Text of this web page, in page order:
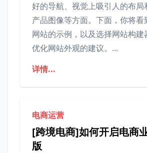
好的导航、视觉上吸引人的布局
产品图像等方面。下面，你将看
网站的示例，以及选择网站构建
优化网站外观的建议。...
详情...
电商运营
[跨境电商]如何开启电商
版